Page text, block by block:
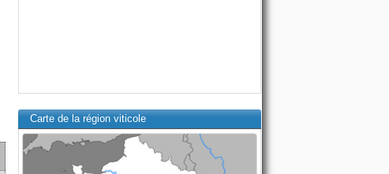
Carte de la région viticole